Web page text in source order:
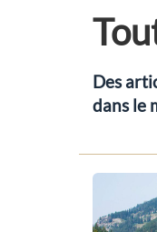
Des
dans le